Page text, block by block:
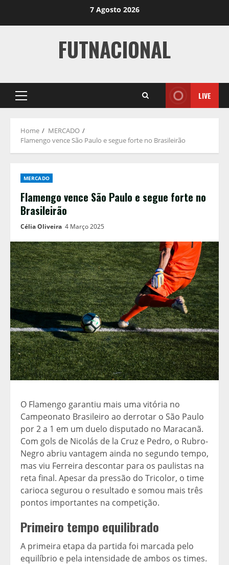
7 Agosto 2026
FUTNACIONAL
Primary
Menu
LIVE
Home
MERCADO
Flamengo vence São Paulo e segue forte no Brasileirão
MERCADO
Flamengo vence São Paulo e segue forte no
Brasileirão
Célia Oliveira 4 Março 2025
O Flamengo garantiu mais uma vitória no
Campeonato Brasileiro ao derrotar o São Paulo
por 2 a 1 em um duelo disputado no Maracanã.
Com gols de Nicolás de la Cruz e Pedro, o Rubro-
Negro abriu vantagem ainda no segundo tempo,
mas viu Ferreira descontar para os paulistas na
reta final. Apesar da pressão do Tricolor, o time
carioca segurou o resultado e somou mais três
pontos importantes na competição.
Primeiro tempo equilibrado
A primeira etapa da partida foi marcada pelo
equilíbrio e pela intensidade de ambos os times.